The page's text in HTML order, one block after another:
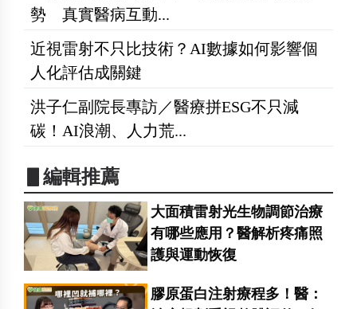
勢 真實醫病互動...
近視雷射不只比技術？AI數據如何影響個
人化評估成關鍵
洪子仁副院長專訪／醫療拼ESG不只減
碳！AI浪潮、人力荒...
▋編輯推薦
大面積雷射光生物調節治療
有哪些應用？醫解析疼痛照
護與運動恢復
膠原蛋白注射療程多！醫：